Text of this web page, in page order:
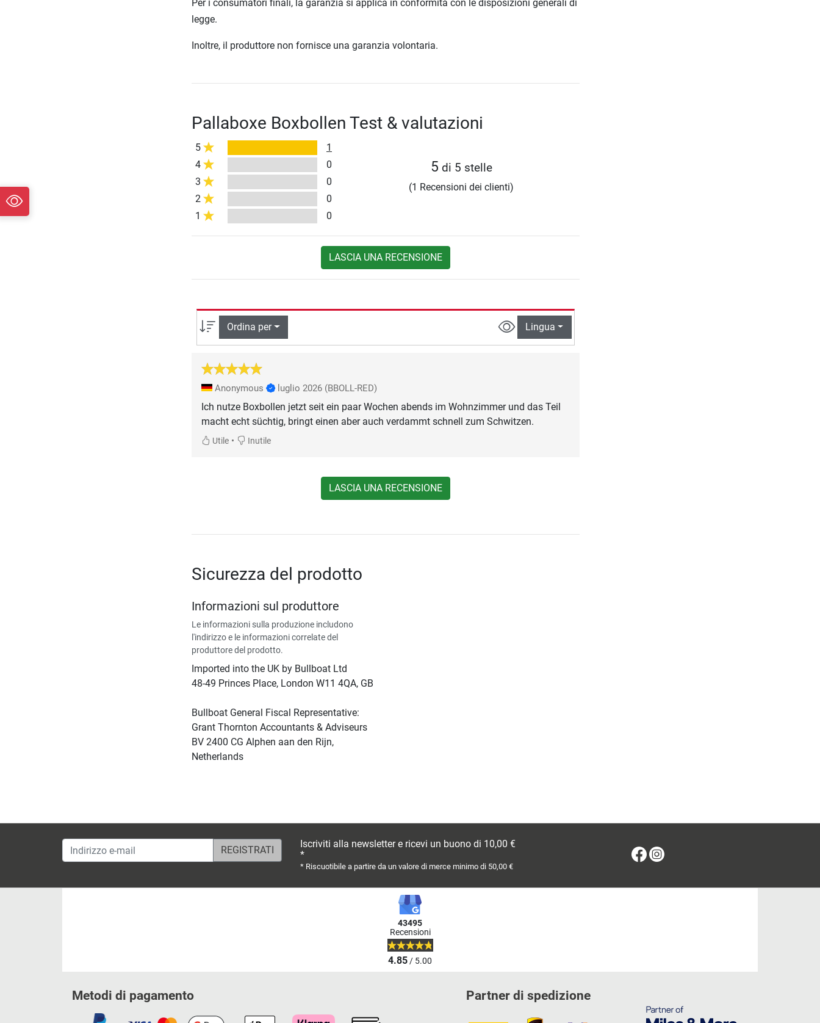
Per i consumatori finali, la garanzia si applica in conformità con le disposizioni generali di
legge.
Inoltre, il produttore non fornisce una garanzia volontaria.
Pallaboxe Boxbollen Test & valutazioni
5
1
4
0
3
0
2
0
1
0
5 di 5 stelle
(1 Recensioni dei clienti)
LASCIA UNA RECENSIONE
Ordina per Lingua
Anonymous luglio 2026 (BBOLL-RED)
Ich nutze Boxbollen jetzt seit ein paar Wochen abends im Wohnzimmer und das Teil
macht echt süchtig, bringt einen aber auch verdammt schnell zum Schwitzen.
Utile• Inutile
LASCIA UNA RECENSIONE
Sicurezza del prodotto
Informazioni sul produttore
Le informazioni sulla produzione includono
l'indirizzo e le informazioni correlate del
produttore del prodotto.
Imported into the UK by Bullboat Ltd
48-49 Princes Place, London W11 4QA, GB
Bullboat General Fiscal Representative:
Grant Thornton Accountants & Adviseurs
BV 2400 CG Alphen aan den Rijn,
Netherlands
Indirizzo e-mail
Iscriviti alla newsletter e ricevi un buono di 10,00 €
*
* Riscuotibile a partire da un valore di merce minimo di 50,00 €
Facebook
43495
Recensioni
4.85/ 5.00
Metodi di pagamento Partner di spedizione